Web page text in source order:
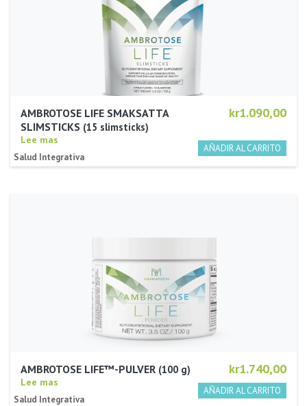
kr1.090,00
AMBROTOSE LIFE SMAKSATTA
SLIMSTICKS 15 slimsticks
Lee mas
Salud Integrativa
kr1.740,00
AMBROTOSE LIFE™-PULVER 100 g
Lee mas
Salud Integrativa